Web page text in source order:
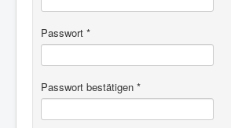
Passwort *
Passwort bestätigen *